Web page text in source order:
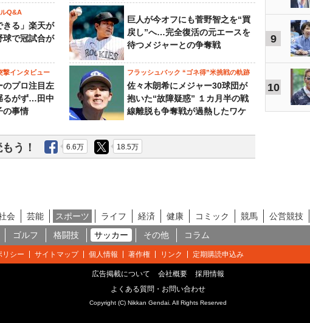
Q&A
きる」楽天が
で冠試合が
巨人が今オフにも菅野智之を“買
戻し”へ…完全復活の元エースを
待つメジャーとの争奪戦
撃インタビュー
のプロ注目左
るがず…田中
の事情
フラッシュバック “ゴネ得”米挑戦の軌跡
佐々木朗希にメジャー30球団が
抱いた“故障疑惑” １カ月半の戦
線離脱も争奪戦が過熱したワケ
う！ 6.6万 18.5万
9
10
会 芸能 スポーツ ライフ 経済 健康 コミック 競馬 公営競技
ゴルフ 格闘技 サッカー その他 コラム
リシー サイトマップ 個人情報 著作権 リンク 定期購読申込み
広告掲載について 会社概要
採用情報
よくある質問・お問い合わせ
Copyright (C) Nikkan Gendai. All Rights Reserved